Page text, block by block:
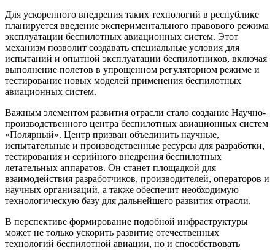
Для ускоренного внедрения таких технологий в республике
планируется введение экспериментального правового режима
эксплуатации беспилотных авиационных систем. Этот
механизм позволит создавать специальные условия для
испытаний и опытной эксплуатации беспилотников, включая
выполнение полетов в упрощенном регуляторном режиме и
тестирование новых моделей применения беспилотных
авиационных систем.
Важным элементом развития отрасли стало создание Научно-
производственного центра беспилотных авиационных систем
«Полярный». Центр призван объединить научные,
испытательные и производственные ресурсы для разработки,
тестирования и серийного внедрения беспилотных
летательных аппаратов. Он станет площадкой для
взаимодействия разработчиков, производителей, операторов и
научных организаций, а также обеспечит необходимую
технологическую базу для дальнейшего развития отрасли.
В перспективе формирование подобной инфраструктуры
может не только ускорить развитие отечественных
технологий беспилотной авиации, но и способствовать